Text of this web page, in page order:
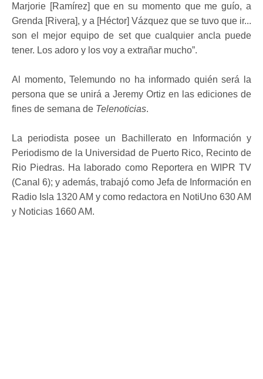
Marjorie [Ramírez] que en su momento que me guío, a
Grenda [Rivera], y a [Héctor] Vázquez que se tuvo que ir...
son el mejor equipo de set que cualquier ancla puede
tener. Los adoro y los voy a extrañar mucho”.
Al momento, Telemundo no ha informado quién será la
persona que se unirá a Jeremy Ortiz en las ediciones de
fines de semana de Telenoticias.
La periodista posee un Bachillerato en Información y
Periodismo de la Universidad de Puerto Rico, Recinto de
Rio Piedras. Ha laborado como Reportera en WIPR TV
(Canal 6); y además, trabajó como Jefa de Información en
Radio Isla 1320 AM y como redactora en NotiUno 630 AM
y Noticias 1660 AM.